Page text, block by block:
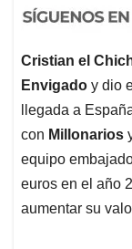
Cristian el
Envigado y dio
llegada a
con Millonarios
equipo
euros en el año
aumentar su